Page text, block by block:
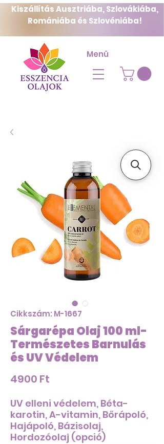
Kiszállítás Ausztriába, Szlovákiába,
Romániába és Szlovéniába!
Menü
Cikkszám: M-1667
Sárgarépa Olaj 100 ml-
Természetes Barnulás
és UV Védelem
4900 Ft
UV elleni védelem, Béta-
karotin, A-vitamin, Bőrápoló,
Hajápoló, Bázisolaj,
Hordozóolaj (opció)